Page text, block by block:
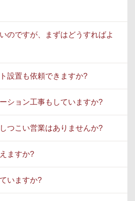
のですが、まずはどうすればよ
設置も依頼できますか?
ション工事もしていますか?
つこい営業はありませんか?
ますか?
いますか?